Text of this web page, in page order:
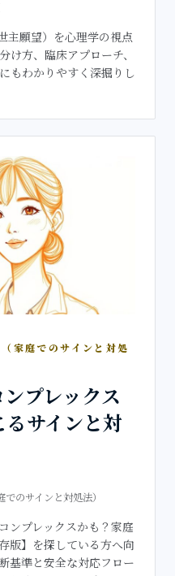
主願望）を心理学の視点
け方、臨床アプローチ、
もわかりやすく深掘りし
家庭でのサインと対処
プレックス
サインと対
のサインと対処法）
ンプレックスかも？家庭
版】を探している方へ向
基準と安全な対応フロー